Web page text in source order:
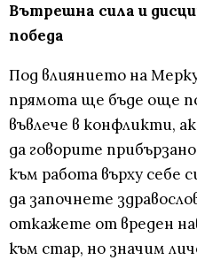
Вътрешна сила и
победа
Под влиянието на
прямота ще бъде още
въвлече в конфликти,
да говорите
към работа върху себе
да започнете
откажете от вреден
към стар, но значим